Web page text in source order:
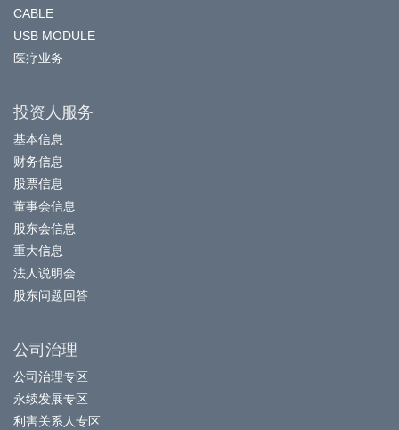
CABLE
USB MODULE
医疗业务
投资人服务
基本信息
财务信息
股票信息
董事会信息
股东会信息
重大信息
法人说明会
股东问题回答
公司治理
公司治理专区
永续发展专区
利害关系人专区